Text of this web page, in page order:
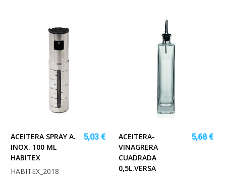
ACEITERA SPRAY A.
INOX. 100 ML
HABITEX
5,03 €
HABITEX_2018
ACEITERA-
VINAGRERA
CUADRADA
0,5L.VERSA
5,68 €